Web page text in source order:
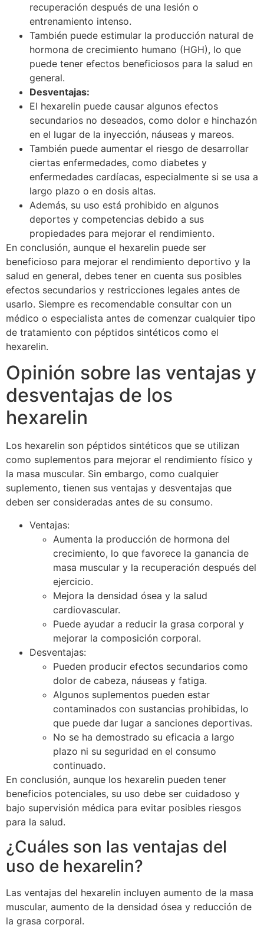
recuperación después de una lesión o
entrenamiento intenso.
También puede estimular la producción natural de
hormona de crecimiento humano (HGH), lo que
puede tener efectos beneficiosos para la salud en
general.
Desventajas:
El hexarelin puede causar algunos efectos
secundarios no deseados, como dolor e hinchazón
en el lugar de la inyección, náuseas y mareos.
También puede aumentar el riesgo de desarrollar
ciertas enfermedades, como diabetes y
enfermedades cardíacas, especialmente si se usa a
largo plazo o en dosis altas.
Además, su uso está prohibido en algunos
deportes y competencias debido a sus
propiedades para mejorar el rendimiento.
En conclusión, aunque el hexarelin puede ser
beneficioso para mejorar el rendimiento deportivo y la
salud en general, debes tener en cuenta sus posibles
efectos secundarios y restricciones legales antes de
usarlo. Siempre es recomendable consultar con un
médico o especialista antes de comenzar cualquier tipo
de tratamiento con péptidos sintéticos como el
hexarelin.
Opinión sobre las ventajas y
desventajas de los
hexarelin
Los hexarelin son péptidos sintéticos que se utilizan
como suplementos para mejorar el rendimiento físico y
la masa muscular. Sin embargo, como cualquier
suplemento, tienen sus ventajas y desventajas que
deben ser consideradas antes de su consumo.
Ventajas:
Aumenta la producción de hormona del
crecimiento, lo que favorece la ganancia de
masa muscular y la recuperación después del
ejercicio.
Mejora la densidad ósea y la salud
cardiovascular.
Puede ayudar a reducir la grasa corporal y
mejorar la composición corporal.
Desventajas:
Pueden producir efectos secundarios como
dolor de cabeza, náuseas y fatiga.
Algunos suplementos pueden estar
contaminados con sustancias prohibidas, lo
que puede dar lugar a sanciones deportivas.
No se ha demostrado su eficacia a largo
plazo ni su seguridad en el consumo
continuado.
En conclusión, aunque los hexarelin pueden tener
beneficios potenciales, su uso debe ser cuidadoso y
bajo supervisión médica para evitar posibles riesgos
para la salud.
¿Cuáles son las ventajas del
uso de hexarelin?
Las ventajas del hexarelin incluyen aumento de la masa
muscular, aumento de la densidad ósea y reducción de
la grasa corporal.